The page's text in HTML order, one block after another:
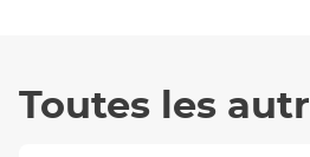
Toutes les